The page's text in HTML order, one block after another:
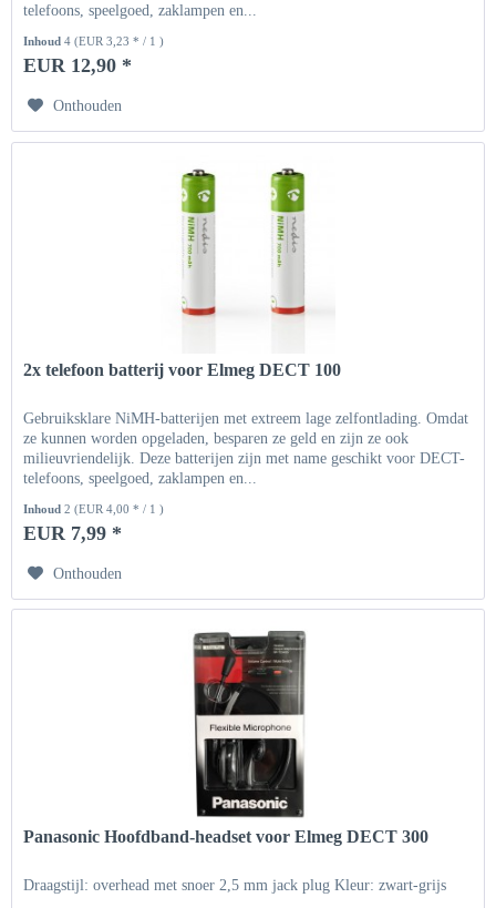
telefoons, speelgoed, zaklampen en...
Inhoud4(EUR 3,23 * / 1 )
EUR 12,90 *
Onthouden
2x telefoon batterij voor Elmeg DECT 100
Gebruiksklare NiMH-batterijen met extreem lage zelfontlading. Omdat
ze kunnen worden opgeladen, besparen ze geld en zijn ze ook
milieuvriendelijk. Deze batterijen zijn met name geschikt voor DECT-
telefoons, speelgoed, zaklampen en...
Inhoud2(EUR 4,00 * / 1 )
EUR 7,99 *
Onthouden
Panasonic Hoofdband-headset voor Elmeg DECT 300
Draagstijl: overhead met snoer 2,5 mm jack plug Kleur: zwart-grijs